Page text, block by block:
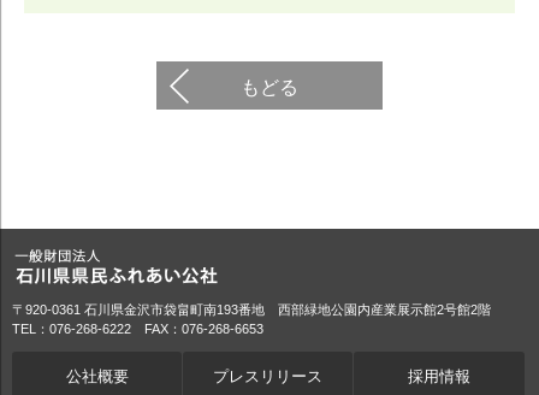
もどる
〒920-0361 石川県金沢市袋畠町南193番地 西部緑地公園内産業展示館2号館2階
TEL：076-268-6222 FAX：076-268-6653
公社概要 プレスリリース 採用情報